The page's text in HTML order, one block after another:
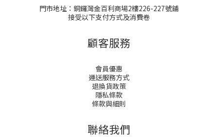
門市地址：銅鑼灣金百利商場2樓226-227號鋪
接受以下支付方式及消費卷
顧客服務
會員優惠
運送服務方式
退換貨政策
隱私條款
條款與細則
聯絡我們